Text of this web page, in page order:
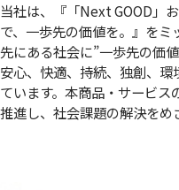
当社は、『「Next GOOD」
で、一歩先の価値を。』を
先にある社会に”一歩先の価
安心、快適、持続、独創、
ています。本商品・サービ
推進し、社会課題の解決をめ